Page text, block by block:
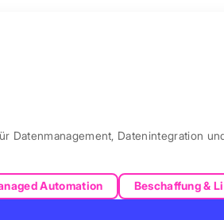
Datenmanagement, Datenintegration
Automation Beschaffung &